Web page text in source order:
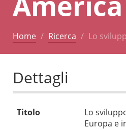
Home Ricerca Lo
Dettagli
Titolo
Lo
Europa e